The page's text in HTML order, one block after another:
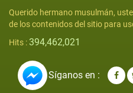
Querido hermano musulmán,
de los contenidos del sitio para
Hits : 394,462,021
Síganos en :